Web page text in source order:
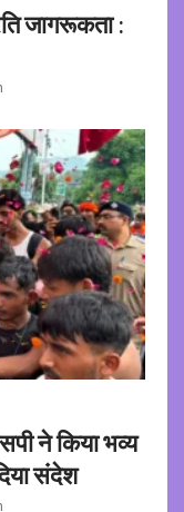
जागरूकता :
ने किया भव्य
संदेश